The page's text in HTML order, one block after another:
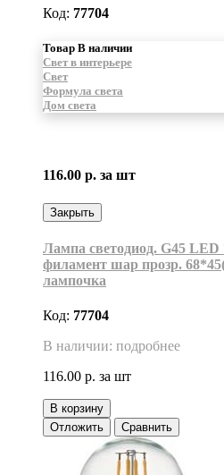
Код: 77704
Товар В наличии
Свет в интерьере
Свет
Формула света
Дом света
116.00 р. за шт
Закрыть
Лампа светодиод. G45 LED
филамент шар прозр.
лампочка
Код: 77704
В наличии: подробнее
116.00 р. за шт
В корзину
Отложить
Сравнить